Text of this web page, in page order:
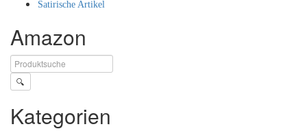
Satirische Artikel
Amazon
🔍
Kategorien